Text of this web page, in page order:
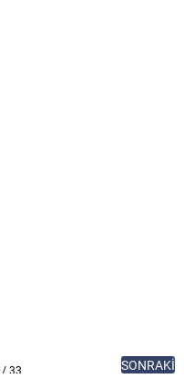
33 SONRAKİ